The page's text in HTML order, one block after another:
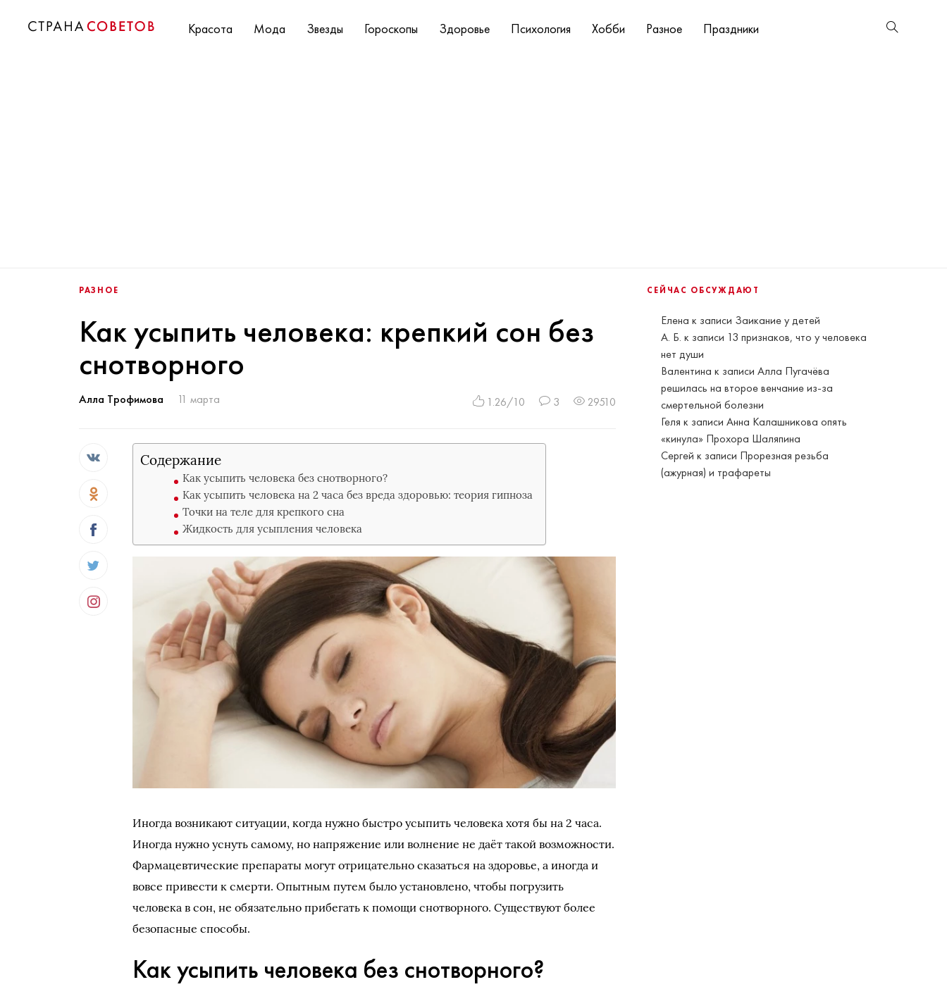
Красота Мода Звезды Гороскопы Здоровье Психология Хобби Разное Праздники
СЕЙЧАС ОБСУЖДАЮТ
Елена к записи Заикание у детей
А. Б. к записи 13 признаков, что у человека
нет души
Валентина к записиАлла Пугачёва
решилась на второе венчание из-за
смертельной болезни
Геля к записиАнна Калашникова опять
«кинула» Прохора Шаляпина
Сергей к записи Прорезная резьба
(ажурная) и трафареты
РАЗНОЕ
Как усыпить человека: крепкий сон без
снотворного
Алла Трофимова 11 марта 1.26/10 3 29510
Содержание
Как усыпить человека без снотворного?
Как усыпить человека на 2 часа без вреда здоровью: теория гипноза
Точки на теле для крепкого сна
Жидкость для усыпления человека
Иногда возникают ситуации, когда нужно быстро усыпить человека хотя бы на 2 часа.
Иногда нужно уснуть самому, но напряжение или волнение не даёт такой возможности.
Фармацевтические препараты могут отрицательно сказаться на здоровье, а иногда и
вовсе привести к смерти. Опытным путем было установлено, чтобы погрузить
человека в сон, не обязательно прибегать к помощи снотворного. Существуют более
безопасные способы.
Как усыпить человека без снотворного?